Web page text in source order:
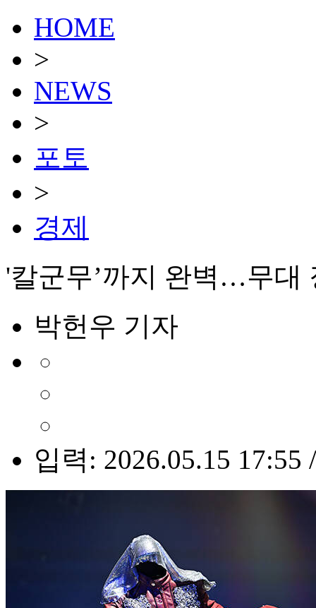
HOME
>
NEWS
>
포토
>
경제
'칼군무’까지 완벽…무대
박헌우 기자
입력: 2026.05.15 17:55